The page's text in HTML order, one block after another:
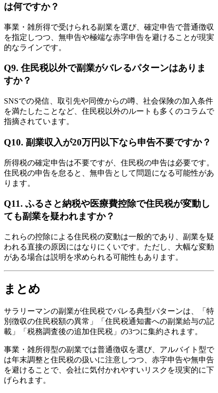
は何ですか？
事業・雑所得で受けられる副業を選び、確定申告で普通徴収
を指定しつつ、無申告や極端な赤字申告を避けることが現実
的なラインです。
Q9. 住民税以外で副業がバレるパターンはありま
すか？
SNSでの発信、取引先や同僚からの噂、社会保険の加入条件
を満たしたことなど、住民税以外のルートも多くのコラムで
指摘されています。
Q10. 副業収入が20万円以下なら申告不要ですか？
所得税の確定申告は不要ですが、住民税の申告は必要です。
住民税の申告を怠ると、無申告として問題になる可能性があ
ります。
Q11. ふるさと納税や医療費控除で住民税が変動し
ても副業を疑われますか？
これらの控除による住民税の変動は一般的であり、副業を疑
われる直接の原因にはなりにくいです。ただし、大幅な変動
がある場合は説明を求められる可能性もあります。
まとめ
サラリーマンの副業が住民税でバレる典型パターンは、「特
別徴収の住民税額の異常」「住民税通知書への副業給与の記
載」「税務調査後の追加住民税」の3つに集約されます。
事業・雑所得型の副業では普通徴収を選び、アルバイト型で
は年末調整と住民税の扱いに注意しつつ、赤字申告や無申告
を避けることで、会社に気付かれやすいリスクを現実的に下
げられます。